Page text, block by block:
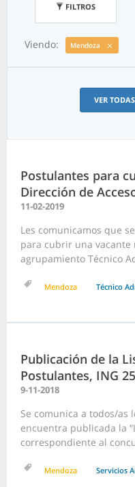
FILTROS
Viendo: Mendoza
VER
Postulantes para
Dirección de
11-02-2019
Les comunicamos que
para cubrir una
agrupamiento Técnico
Mendoza Técnico
Publicación de la
Postulantes, ING
9-11-2018
Se comunica a todos/as
encuentra publicada la
correspondiente al
Mendoza Servicios